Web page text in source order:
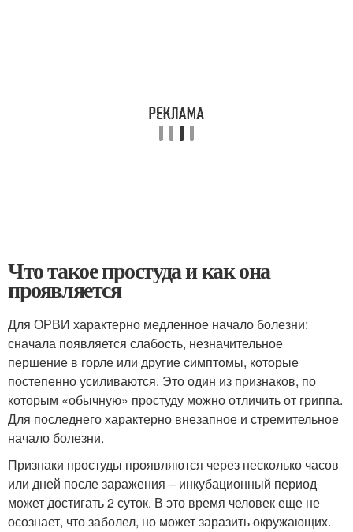
Что такое простуда и как она
проявляется
Для ОРВИ характерно медленное начало болезни:
сначала появляется слабость, незначительное
першение в горле или другие симптомы, которые
постепенно усиливаются. Это один из признаков, по
которым «обычную» простуду можно отличить от гриппа.
Для последнего характерно внезапное и стремительное
начало болезни.
Признаки простуды проявляются через несколько часов
или дней после заражения – инкубационный период
может достигать 2 суток. В это время человек еще не
осознает, что заболел, но может заразить окружающих.